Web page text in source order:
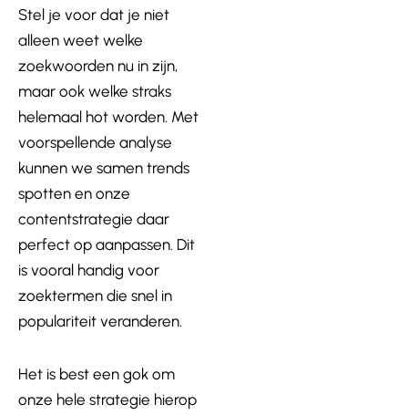
Stel je voor dat je niet
alleen weet welke
zoekwoorden nu in zijn,
maar ook welke straks
helemaal hot worden. Met
voorspellende analyse
kunnen we samen trends
spotten en onze
contentstrategie daar
perfect op aanpassen. Dit
is vooral handig voor
zoektermen die snel in
populariteit veranderen.
Het is best een gok om
onze hele strategie hierop